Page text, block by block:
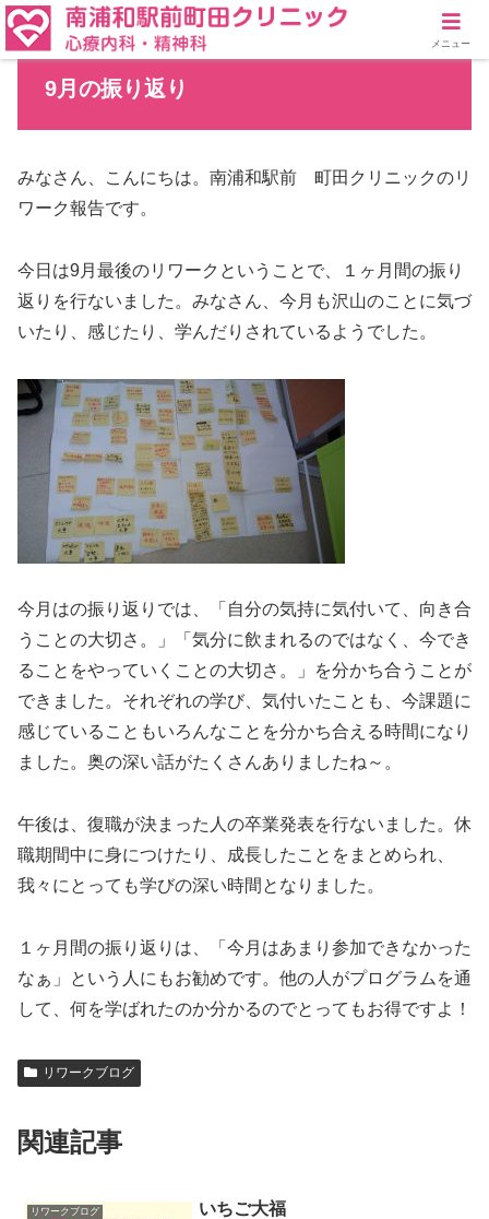
9月の振り返り
みなさん、こんにちは。南浦和駅前 町田クリニックのリ
ワーク報告です。
今日は9月最後のリワークということで、１ヶ月間の振り
返りを行ないました。みなさん、今月も沢山のことに気づ
いたり、感じたり、学んだりされているようでした。
今月はの振り返りでは、「自分の気持に気付いて、向き合
うことの大切さ。」「気分に飲まれるのではなく、今でき
ることをやっていくことの大切さ。」を分かち合うことが
できました。それぞれの学び、気付いたことも、今課題に
感じていることもいろんなことを分かち合える時間になり
ました。奥の深い話がたくさんありましたね～。
午後は、復職が決まった人の卒業発表を行ないました。休
職期間中に身につけたり、成長したことをまとめられ、
我々にとっても学びの深い時間となりました。
１ヶ月間の振り返りは、「今月はあまり参加できなかった
なぁ」という人にもお勧めです。他の人がプログラムを通
して、何を学ばれたのか分かるのでとってもお得ですよ！
リワークブログ
関連記事
リワークブログ いちご大福
メニュー